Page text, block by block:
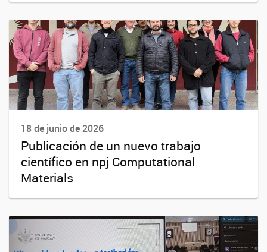
18 de junio de 2026
Publicación de un nuevo trabajo
científico en npj Computational
Materials